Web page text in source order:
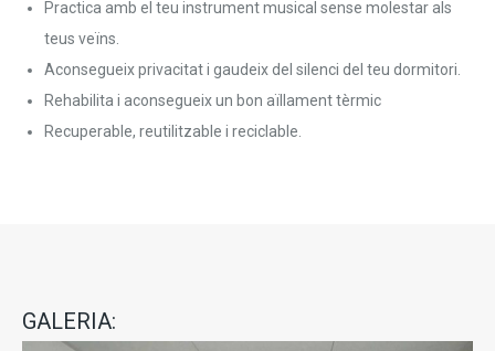
Practica amb el teu instrument musical sense molestar als
teus veïns.
Aconsegueix privacitat i gaudeix del silenci del teu dormitori.
Rehabilita i aconsegueix un bon aïllament tèrmic
Recuperable, reutilitzable i reciclable.
GALERIA: